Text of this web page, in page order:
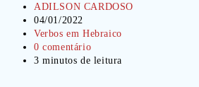
Autor
do
post:
ADILSON CARDOSO
Post
publicado:
04/01/2022
Categoria
do
post:
Verbos em Hebraico
Comentários
do
0 comentário
Tempo
3 minutos de leitura